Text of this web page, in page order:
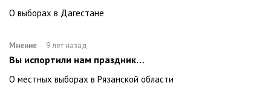
О выборах в Дагестане
Мнение 9 лет назад
Вы испортили нам праздник…
О местных выборах в Рязанской области